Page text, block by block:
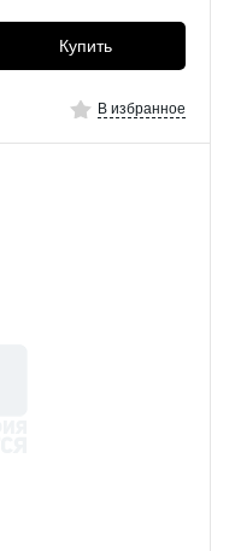
Купить
В избранное